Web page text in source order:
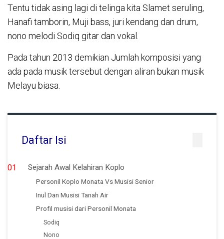
Tentu tidak asing lagi di telinga kita Slamet seruling,
Hanafi tamborin, Muji bass, juri kendang dan drum,
nono melodi Sodiq gitar dan vokal.
Pada tahun 2013 demikian Jumlah komposisi yang
ada pada musik tersebut dengan aliran bukan musik
Melayu biasa.
Daftar Isi
Sejarah Awal Kelahiran Koplo
Personil Koplo Monata Vs Musisi Senior
Inul Dan Musisi Tanah Air
Profil musisi dari Personil Monata
Sodiq
Nono